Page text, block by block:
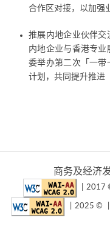
合作区对接，以加强
推展内地企业伙伴交
内地企业与香港专
委举办第二次「一带
计划，共同提升推进
商务及经济
2017
2025 ©